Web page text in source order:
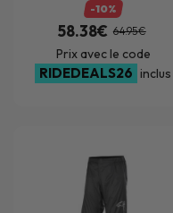
-10%
58.38€ 64.95€
Prix avec le code
RIDEDEALS26 inclus